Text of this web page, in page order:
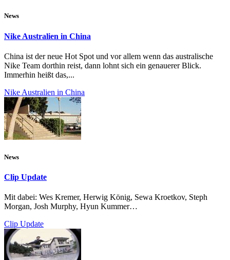
News
Nike Australien in China
China ist der neue Hot Spot und vor allem wenn das australische
Nike Team dorthin reist, dann lohnt sich ein genauerer Blick.
Immerhin heißt das,...
Nike Australien in China
News
Clip Update
Mit dabei: Wes Kremer, Herwig König, Sewa Kroetkov, Steph
Morgan, Josh Murphy, Hyun Kummer…
Clip Update